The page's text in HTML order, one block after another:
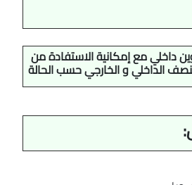
داخلي مع إمكانية الاستفادة من
الداخلي و الخارجي حسب الحالة